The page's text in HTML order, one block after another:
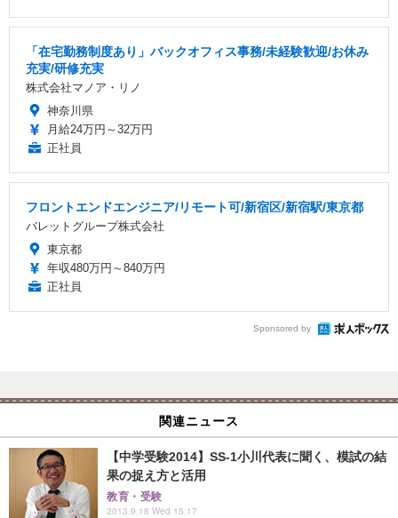
「在宅勤務制度あり」バックオフィス事務/未経験歓迎/お休み
充実/研修充実
株式会社マノア・リノ
神奈川県
月給24万円～32万円
正社員
フロントエンドエンジニア/リモート可/新宿区/新宿駅/東京都
バレットグループ株式会社
東京都
年収480万円～840万円
正社員
Sponsored by
関連ニュース
【中学受験2014】SS-1小川代表に聞く、模試の結
果の捉え方と活用
教育・受験
2013.9.18 Wed 15:17